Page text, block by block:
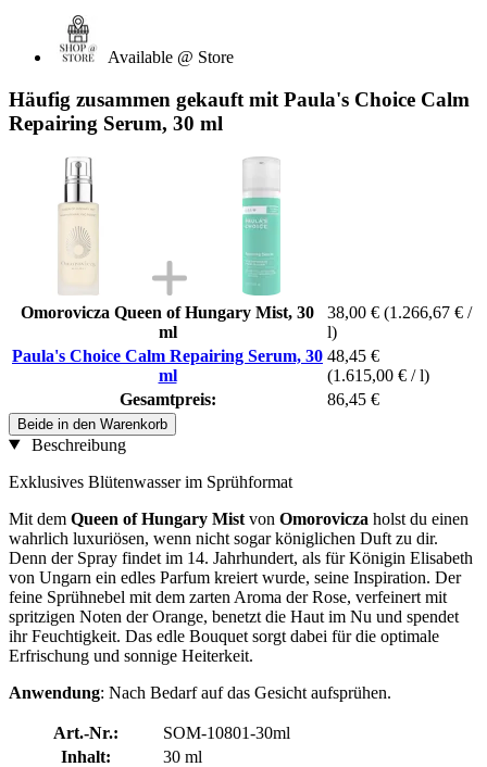
Available @ Store
Häufig zusammen gekauft mit Paula's Choice Calm
Repairing Serum, 30 ml
Omorovicza Queen of Hungary Mist, 30
ml
38,00 € (1.266,67 € /
l)
Paula's Choice Calm Repairing Serum, 30
ml
48,45 €
(1.615,00 € / l)
Gesamtpreis:
86,45 €
Beide in den Warenkorb
Beschreibung
Exklusives Blütenwasser im Sprühformat
Mit dem Queen of Hungary Mist von Omorovicza holst du einen
wahrlich luxuriösen, wenn nicht sogar königlichen Duft zu dir.
Denn der Spray findet im 14. Jahrhundert, als für Königin Elisabeth
von Ungarn ein edles Parfum kreiert wurde, seine Inspiration. Der
feine Sprühnebel mit dem zarten Aroma der Rose, verfeinert mit
spritzigen Noten der Orange, benetzt die Haut im Nu und spendet
ihr Feuchtigkeit. Das edle Bouquet sorgt dabei für die optimale
Erfrischung und sonnige Heiterkeit.
Anwendung: Nach Bedarf auf das Gesicht aufsprühen.
Art.-Nr.:
SOM-10801-30ml
Inhalt:
30 ml